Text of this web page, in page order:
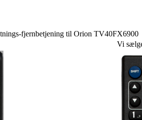
fjernbetjening til Orion TV40FX6900
Vi